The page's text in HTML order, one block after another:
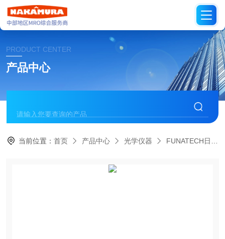
PRODUCT CENTER
产品中心
当前位置：首页 产品中心 光学仪器 FUNATECH日本船越龙